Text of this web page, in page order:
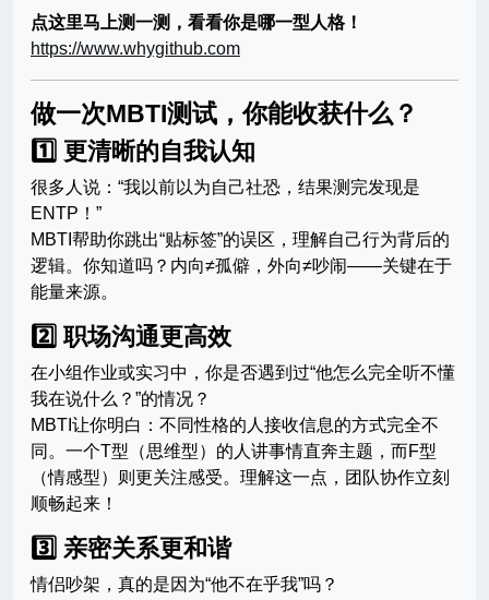
点这里马上测一测，看看你是哪一型人格！
https://www.whygithub.com
做一次MBTI测试，你能收获什么？
1️⃣ 更清晰的自我认知
很多人说：“我以前以为自己社恐，结果测完发现是
ENTP！”
MBTI帮助你跳出“贴标签”的误区，理解自己行为背后的
逻辑。你知道吗？内向≠孤僻，外向≠吵闹——关键在于
能量来源。
2️⃣ 职场沟通更高效
在小组作业或实习中，你是否遇到过“他怎么完全听不懂
我在说什么？”的情况？
MBTI让你明白：不同性格的人接收信息的方式完全不
同。一个T型（思维型）的人讲事情直奔主题，而F型
（情感型）则更关注感受。理解这一点，团队协作立刻
顺畅起来！
3️⃣ 亲密关系更和谐
情侣吵架，真的是因为“他不在乎我”吗？